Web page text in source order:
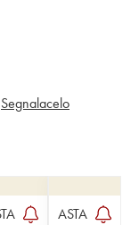
Segnalacelo
ASTA